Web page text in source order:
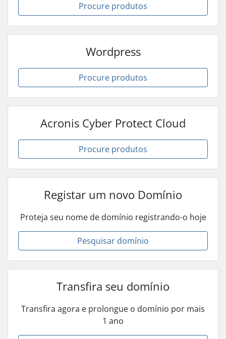
Procure produtos
Wordpress
Procure produtos
Acronis Cyber Protect Cloud
Procure produtos
Registar um novo Domínio
Proteja seu nome de domínio registrando-o hoje
Pesquisar domínio
Transfira seu domínio
Transfira agora e prolongue o domínio por mais
1 ano